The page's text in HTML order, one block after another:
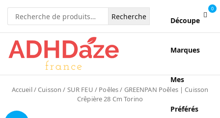
Recherche
pour :
0
Découpe
Marques
Mes
Préférés
Accueil/Cuisson / SUR FEU / Poêles/ GREENPAN Poêles | Cuisson
Crêpière 28 Cm Torino